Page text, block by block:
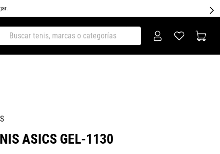
tenis, marcas o categorías
ASICS GEL-1130